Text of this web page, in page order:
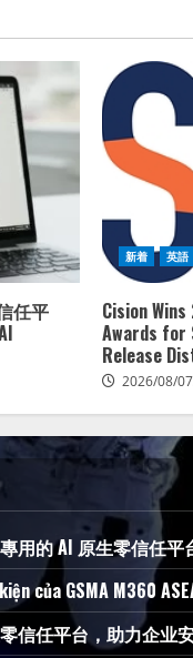
任平
新着 英語
Cision
Awards for
Release
2026/08/
用的 AI 原生零信任平
của GSMA M360
信任平台，助力企业